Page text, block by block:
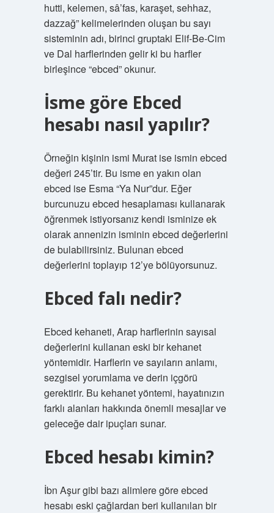
hutti, kelemen, sâ’fas, karaşet, sehhaz,
dazzağ” kelimelerinden oluşan bu sayı
sisteminin adı, birinci gruptaki Elif-Be-Cim
ve Dal harflerinden gelir ki bu harfler
birleşince “ebced” okunur.
İsme göre Ebced
hesabı nasıl yapılır?
Örneğin kişinin ismi Murat ise ismin ebced
değeri 245’tir. Bu isme en yakın olan
ebced ise Esma “Ya Nur”dur. Eğer
burcunuzu ebced hesaplaması kullanarak
öğrenmek istiyorsanız kendi isminize ek
olarak annenizin isminin ebced değerlerini
de bulabilirsiniz. Bulunan ebced
değerlerini toplayıp 12’ye bölüyorsunuz.
Ebced falı nedir?
Ebced kehaneti, Arap harflerinin sayısal
değerlerini kullanan eski bir kehanet
yöntemidir. Harflerin ve sayıların anlamı,
sezgisel yorumlama ve derin içgörü
gerektirir. Bu kehanet yöntemi, hayatınızın
farklı alanları hakkında önemli mesajlar ve
geleceğe dair ipuçları sunar.
Ebced hesabı kimin?
İbn Aşur gibi bazı alimlere göre ebced
hesabı eski çağlardan beri kullanılan bir